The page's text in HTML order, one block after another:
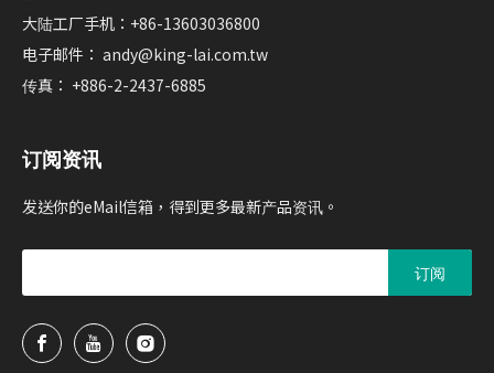
大陆工厂手机：+86-13603036800
电子邮件： andy@king-lai.com.tw
传真： +886-2-2437-6885
订阅资讯
发送你的eMail信箱，得到更多最新产品资讯。
订阅